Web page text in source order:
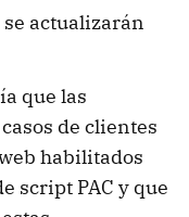
se actualizarán
que las
de clientes
habilitados
script PAC y que